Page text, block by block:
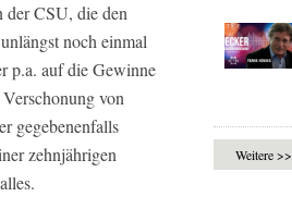
der CSU, die den
noch einmal
p.a. auf die Gewinne
von
gegebenenfalls
zehnjährigen
Weitere >>